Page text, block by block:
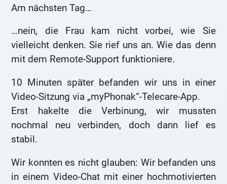
Am nächsten Tag…
…nein, die Frau kam nicht vorbei, wie Sie
vielleicht denken. Sie rief uns an. Wie das denn
mit dem Remote-Support funktioniere.
10 Minuten später befanden wir uns in einer
Video-Sitzung via „myPhonak“-Telecare-App.
Erst hakelte die Verbinung, wir mussten
nochmal neu verbinden, doch dann lief es
stabil.
Wir konnten es nicht glauben: Wir befanden uns
in einem Video-Chat mit einer hochmotivierten